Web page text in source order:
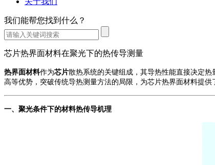
我们能帮您找到什么？
芯片热界面材料在聚光下的热传导测量
热界面材料作为芯片散热系统的关键组成，其导热性能直接决定热
高等优势，突破传统导热测量方法的局限，为芯片热界面材料提
一、 聚光条件下的材料热传导机理